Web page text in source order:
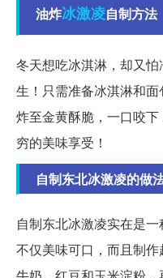
油炸冰激凌自制方法
冬天想吃冰淇淋，却又
生！只需准备冰淇淋和面
炸至金黄酥脆，一口咬
穷的美味享受！
自制东北冰激凌的做
自制东北冰激凌实在是一
不仅美味可口，而且制